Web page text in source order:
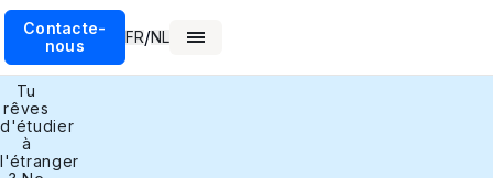
Contacte-
nous
FR/NL
Tu
rêves
d'étudier
à
l'étranger